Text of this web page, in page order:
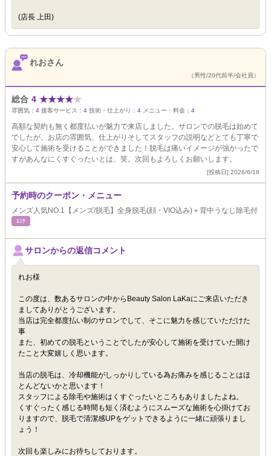
(店長 上田)
れおさん
（男性/20代前半/会社員）
総合 4 ★★★★★
雰囲気： 4 接客サービス： 4 技術・仕上がり： 4 メニュー・料金： 4
高額な契約も無く都度払いが魅力で来店しました。サロンでの脱毛は始めて
でしたが、お店の雰囲気、仕上がりそしてスタッフの説明などとても丁寧で
安心して施術を受けることができました！脱毛は痛いイメージが強かったで
すがあんなにくすぐったいとは、笑。次回もよろしくお願いします。
[投稿日] 2026/6/16
予約時のクーポン・メニュー
メンズ人気NO.1【メンズ/脱毛】全身脱毛(顔・VIO込み)＋背中うなじ除毛付
ｴｽﾃ
サロンからの返信コメント
れお様
この度は、数あるサロンの中からBeauty Salon LaKaにご来店いただき
ましてありがとうございます。
当店は完全都度払い制のサロンでして、そこに魅力を感じていただけた
事
また、初めての脱毛ということでしたが安心して施術を受けていた開け
たこと大変嬉しく思います。
当店の脱毛は、冷却機能がしっかりしている為お痛みを感じることはほ
とんどないかと思います！
スタッフによる除毛や施術はくすぐったいところもありましたよね。
くすぐったく感じる時間も短く済むようにスムーズな施術を心掛けてお
りますので、脱毛で清潔感UPをゲットできるように一緒に頑張りまし
ょう！
次回も楽しみにお待ちしております。